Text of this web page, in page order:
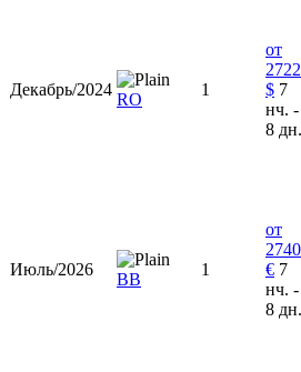
Декабрь/2024
RO
1
от
2722
$ 7
нч. -
8 дн.
Июль/2026
ВВ
1
от
2740
€ 7
нч. -
8 дн.